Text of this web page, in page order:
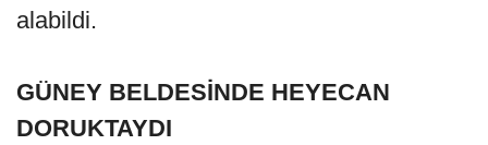
alabildi.
GÜNEY BELDESİNDE HEYECAN
DORUKTAYDI